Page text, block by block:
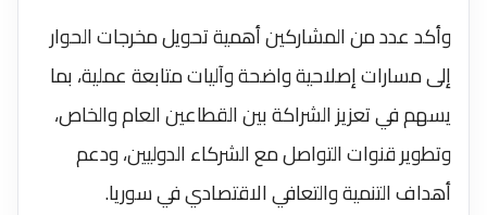
وأكد عدد من المشاركين أهمية تحويل مخرجات الحوار
إلى مسارات إصلاحية واضحة وآليات متابعة عملية، بما
يسهم في تعزيز الشراكة بين القطاعين العام والخاص،
وتطوير قنوات التواصل مع الشركاء الدوليين، ودعم
أهداف التنمية والتعافي الاقتصادي في سوريا.